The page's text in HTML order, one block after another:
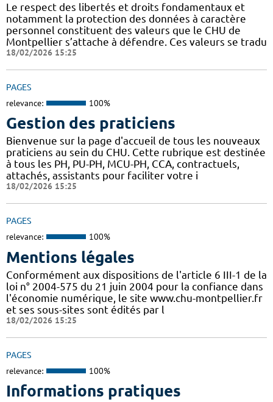
Le respect des libertés et droits fondamentaux et
notamment la protection des données à caractère
personnel constituent des valeurs que le CHU de
Montpellier s’attache à défendre. Ces valeurs se tradu
18/02/2026 15:25
PAGES
relevance: 100%
Gestion des praticiens
Bienvenue sur la page d'accueil de tous les nouveaux
praticiens au sein du CHU. Cette rubrique est destinée
à tous les PH, PU-PH, MCU-PH, CCA, contractuels,
attachés, assistants pour faciliter votre i
18/02/2026 15:25
PAGES
relevance: 100%
Mentions légales
Conformément aux dispositions de l'article 6 III-1 de la
loi n° 2004-575 du 21 juin 2004 pour la confiance dans
l'économie numérique, le site www.chu-montpellier.fr
et ses sous-sites sont édités par l
18/02/2026 15:25
PAGES
relevance: 100%
Informations pratiques